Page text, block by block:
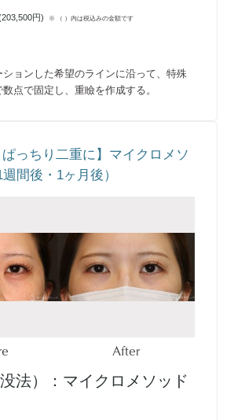
203,500円) ※ （ ）内は税込みの金額です
ションした希望のラインに沿って、特殊
点で固定し、重瞼を作成する。
ぱっちり二重に】マイクロメソ
間後・1ヶ月後）
After
法）：マイクロメソッド